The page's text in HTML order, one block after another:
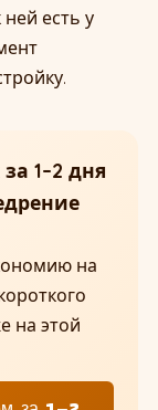
есть у
1–2 дня
на
на этой